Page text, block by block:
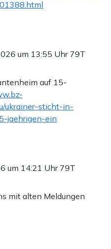
um 13:55 Uhr 79T
auf 15-
ukrainer-sticht-in-
jaehrigen-ein
um 14:21 Uhr 79T
mit alten Meldungen